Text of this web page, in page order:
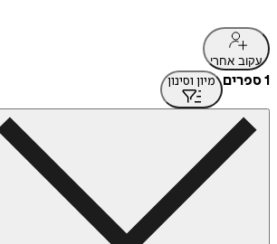
עקוב אחרי
1 ספרים מיון וסינון